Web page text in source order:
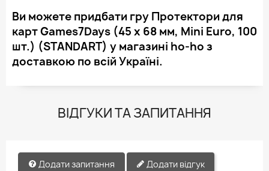
Ви можете придбати гру Протектори для
карт Games7Days (45 х 68 мм, Mini Euro, 100
шт.) (STANDART) у магазині ho-ho з
доставкою по всій Україні.
ВІДГУКИ ТА ЗАПИТАННЯ
Додати запитання Додати відгук